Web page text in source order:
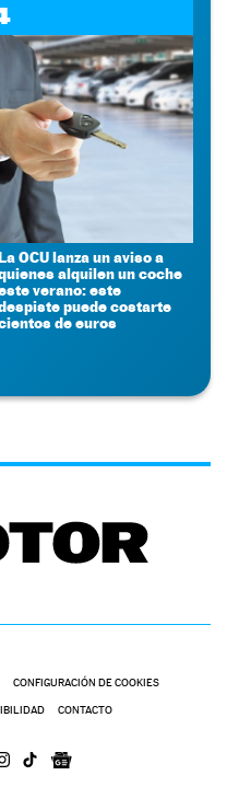
OCU lanza un aviso a
alquilen un coche
verano: este
puede costarte
de euros
CONFIGURACIÓN DE COOKIES
CONTACTO